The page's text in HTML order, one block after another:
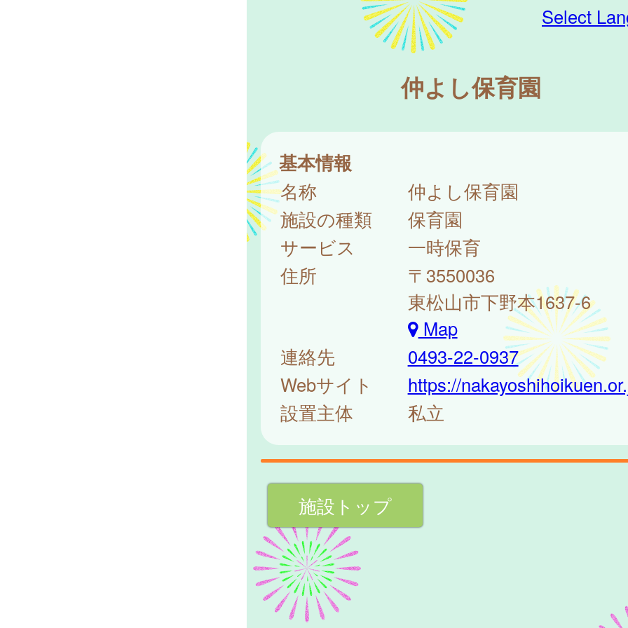
Select
仲よし保育園
基本情報
名称
仲よし保育園
施設の種類
保育園
サービス
一時保育
住所
〒3550036
東松山市下野本1637-6
Map
連絡先
0493-22-0937
Webサイト
https://
設置主体
私立
施設トップ